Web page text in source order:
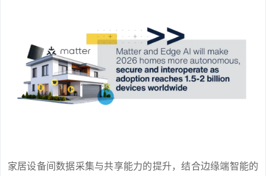
家居设备间数据采集与共享能力的提升，结合边缘端智能的